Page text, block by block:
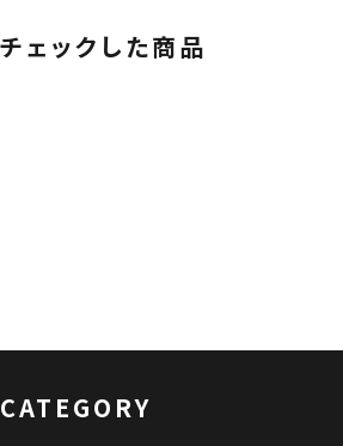
ェックした商品
CATEGORY